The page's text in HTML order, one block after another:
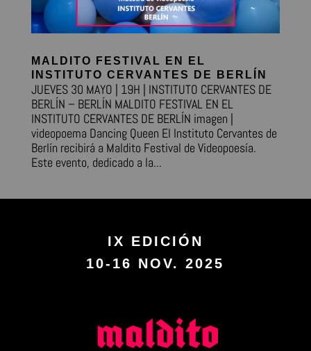
MALDITO FESTIVAL EN EL
INSTITUTO CERVANTES DE BERLÍN
JUEVES 30 MAYO | 19H | INSTITUTO CERVANTES DE
BERLÍN – BERLÍN MALDITO FESTIVAL EN EL
INSTITUTO CERVANTES DE BERLÍN imagen |
videopoema Dancing Queen El Instituto Cervantes de
Berlín recibirá a Maldito Festival de Videopoesía.
Este evento, dedicado a la...
IX EDICIÓN
10-16 NOV. 2025